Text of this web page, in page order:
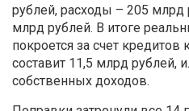
рублей, расходы – 205 млрд
млрд рублей. В итоге
покроется за счет
составит 11,5 млрд рублей,
собственных доходов.